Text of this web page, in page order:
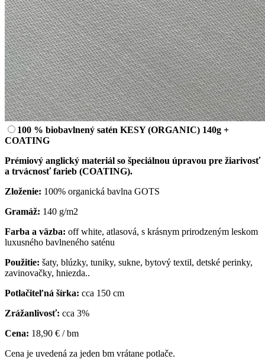
100 % biobavlnený satén KESY (ORGANIC) 140g +
COATING
Prémiový anglický materiál so špeciálnou úpravou pre žiarivosť
a trvácnosť farieb (COATING).
Zloženie: 100% organická bavlna GOTS
Gramáž: 140 g/m2
Farba a väzba: off white, atlasová, s krásnym prirodzeným leskom
luxusného bavlneného saténu
Použitie: šaty, blúzky, tuniky, sukne, bytový textil, detské perinky,
zavinovačky, hniezda..
Potlačiteľná šírka: cca 150 cm
Zrážanlivosť: cca 3%
Cena: 18,90 € / bm
Cena je uvedená za jeden bm vrátane potlače.